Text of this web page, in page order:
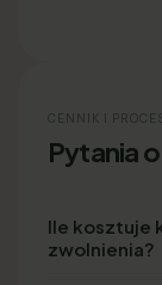
CENNIK I
Pytania
Ile kosztuje
zwolnienia?